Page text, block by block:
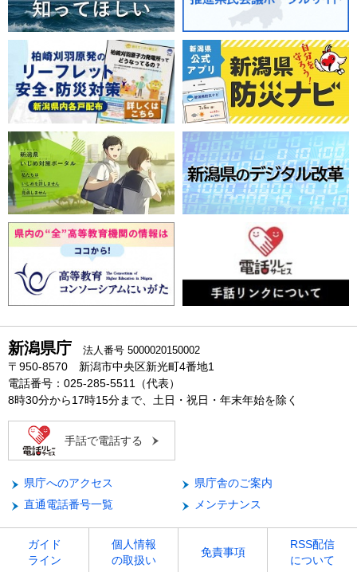
新潟県庁 法人番号 5000020150002
〒950-8570 新潟市中央区新光町4番地1
電話番号：025-285-5511（代表）
8時30分から17時15分まで、土日・祝日・年末年始を除く
手話で電話する
県庁へのアクセス
県庁舎のご案内
直通電話番号一覧
メンテナンス
ガイド
ライン
個人情報
の取扱い
免責事項
RSS配信
について